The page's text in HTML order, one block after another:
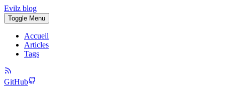
Evilz blog
Toggle Menu
Accueil
Articles
Tags
GitHub